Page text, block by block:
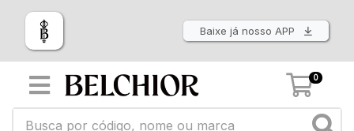
Baixe já nosso APP
0